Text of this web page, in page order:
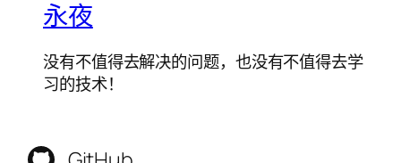
永夜
没有不值得去解决的问题，也没有不值得去学
习的技术！